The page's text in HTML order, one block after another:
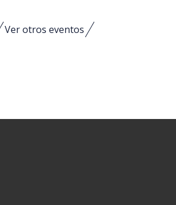
Ver otros eventos